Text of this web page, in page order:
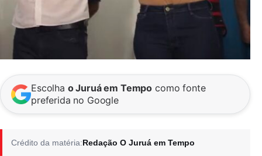
Escolha o Juruá em Tempo como fonte
preferida no Google
Crédito da matéria:Redação O Juruá em Tempo